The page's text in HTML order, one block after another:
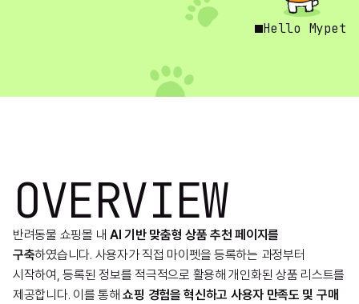
Hello Mypet
OVERVIEW
반려동물 쇼핑몰 내AI 기반 맞춤형 상품 추천 페이지를
구축하였습니다. 사용자가 직접 마이펫을 등록하는 과정부터
시작하여, 등록된 정보를 적극적으로 활용해 개인화된 상품 리스트를
제공합니다. 이를 통해쇼핑 경험을 혁신하고 사용자 만족도 및 구매